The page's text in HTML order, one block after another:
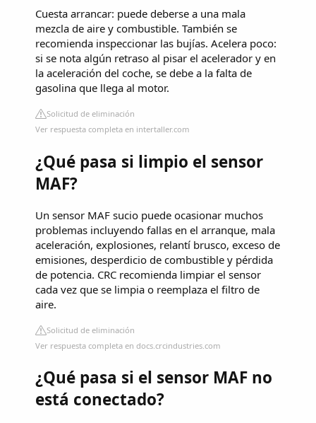
Cuesta arrancar: puede deberse a una mala
mezcla de aire y combustible. También se
recomienda inspeccionar las bujías. Acelera poco:
si se nota algún retraso al pisar el acelerador y en
la aceleración del coche, se debe a la falta de
gasolina que llega al motor.
Solicitud de eliminación
Ver respuesta completa en intertaller.com
¿Qué pasa si limpio el sensor
MAF?
Un sensor MAF sucio puede ocasionar muchos
problemas incluyendo fallas en el arranque, mala
aceleración, explosiones, relantí brusco, exceso de
emisiones, desperdicio de combustible y pérdida
de potencia. CRC recomienda limpiar el sensor
cada vez que se limpia o reemplaza el filtro de
aire.
Solicitud de eliminación
Ver respuesta completa en docs.crcindustries.com
¿Qué pasa si el sensor MAF no
está conectado?